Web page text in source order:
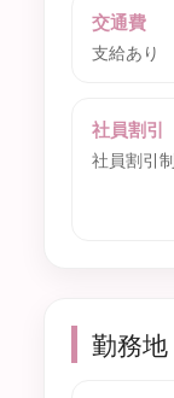
交通費
支給あり
社員割引
社員割引
勤務地